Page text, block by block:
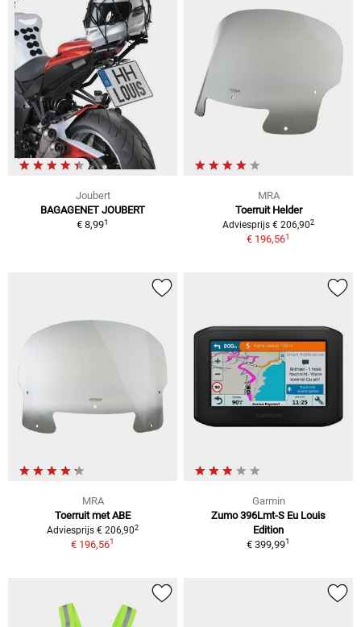
Joubert
BAGAGENET JOUBERT
€ 8,991
MRA
Toerruit Helder
Adviesprijs € 206,902
€ 196,561
MRA
Toerruit met ABE
Adviesprijs € 206,902
€ 196,561
Garmin
Zumo 396Lmt-S Eu Louis
Edition
€ 399,991